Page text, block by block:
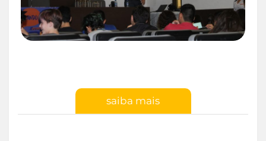
saiba mais